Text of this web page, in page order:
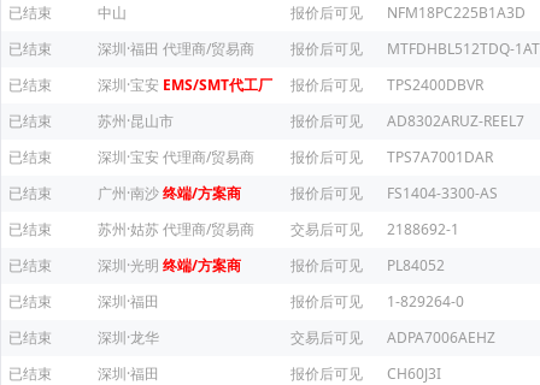
已结束
中山 报价后可见
NFM18PC225B1A3D
已结束
深圳·福田 代理商/贸易商 报价后可见
MTFDHBL512TDQ-
已结束
深圳·宝安 EMS/SMT代工厂 报价后可见
TPS2400DBVR
已结束
苏州·昆山市 报价后可见
AD8302ARUZ-REEL7
已结束
深圳·宝安 代理商/贸易商 报价后可见
TPS7A7001DAR
已结束
广州·南沙终端/方案商 报价后可见
FS1404-3300-AS
已结束
苏州·姑苏代理商/贸易商 交易后可见
2188692-1
已结束
深圳·光明 终端/方案商 报价后可见
PL84052
已结束
深圳·福田 报价后可见
1-829264-0
已结束
深圳·龙华 交易后可见
ADPA7006AEHZ
已结束
深圳·福田 报价后可见
CH60J3I